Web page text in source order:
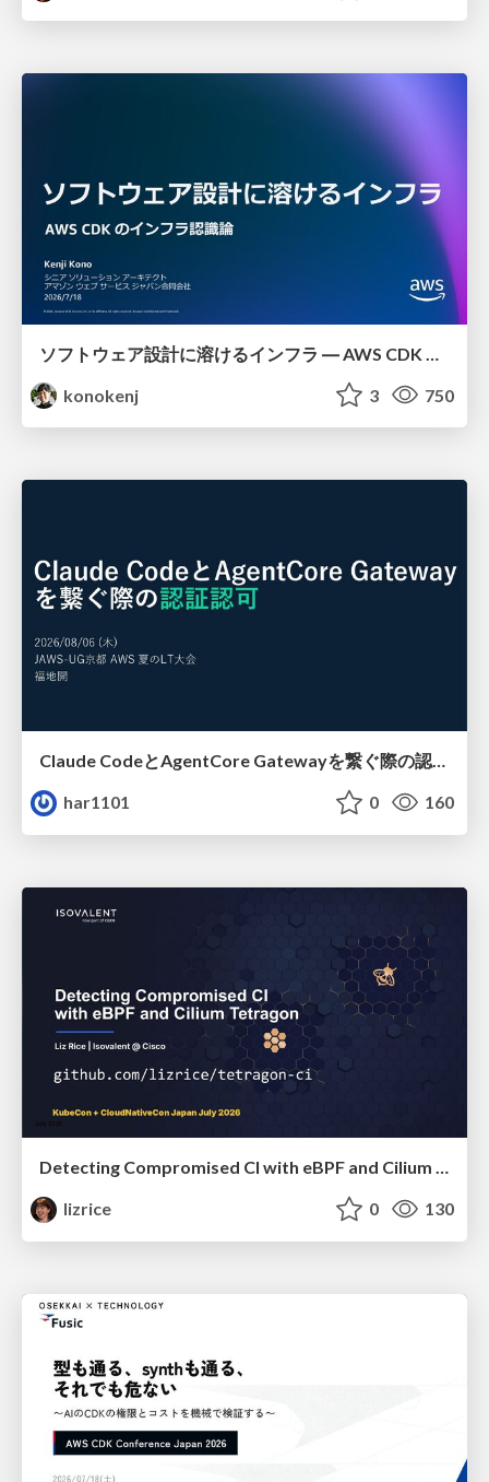
konokenj
3 750
Claude CodeとAgentCore Gatewayを繋ぐ際の認証認可 / Authentication and authorization when connecting Claude Code with AgentCore Gateway
har1101
0 160
Detecting Compromised CI with eBPF and Cilium Tetragon
lizrice
0 130